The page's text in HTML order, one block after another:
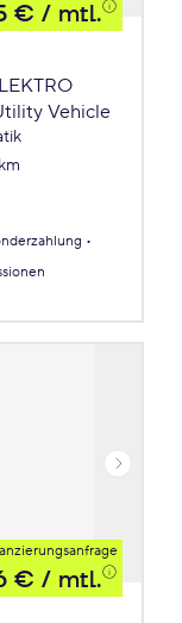
€ / mtl.
Vehicle
€ / mtl.